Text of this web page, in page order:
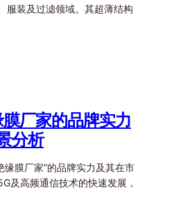
服装及过滤领域。其超薄结构
厂家的品牌实力
分析
缘膜厂家”的品牌实力及其在市
及高频通信技术的快速发展，